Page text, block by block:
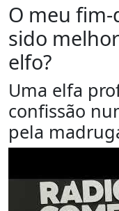
O meu
sido
elfo?
Uma elfa
confissão
pela